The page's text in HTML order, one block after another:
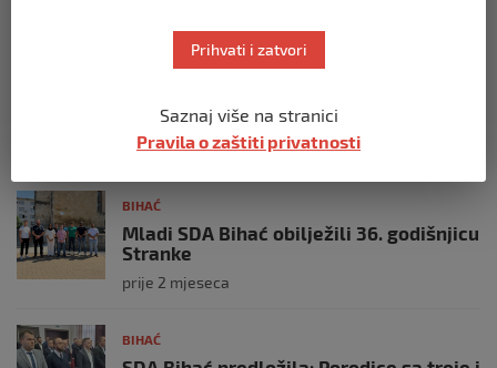
istine i opomene
prije 4 tjedna
BIHAĆ
Mladi SDA Bihać obilježili 36. godišnjicu
Stranke
prije 2 mjeseca
BIHAĆ
Prihvati i zatvori
Saznaj više na stranici
Pravila o zaštiti privatnosti